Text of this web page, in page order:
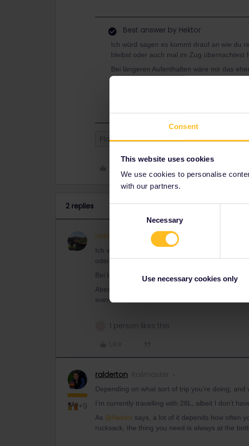
Consent
This website uses cookies
We use cookies to personalise
with our partners.
Selection
Necessary
Use necessary cookies only
Best answer by Hektor
Ich würd sagen es kommt drauf an wie du
bleibst oder auch mal im Zug übernachtest
Bei längeren Aufenthalten wäre mir das
Planning Backbag
2 replies
Hektor ANSWER
Ich würd sagen es kommt drauf an wie du reist.
oder auch mal im Zug übernachtest finde ich
Bei längeren Aufenthalten wäre mir das eher egal.
Aber unmöglich ist eine Fahrt damit auch nicht.
eventuell mehr rumkramen, wenn man etwas
1 person likes this
Like
+9
ralderton Railmaster
Depending on what sort of trip you’re doing, and
I’m currently travelling with 28L, albeit I don’t
As @Hektor says, a lot of it depends how often
rucksack, the thing you need is always at the